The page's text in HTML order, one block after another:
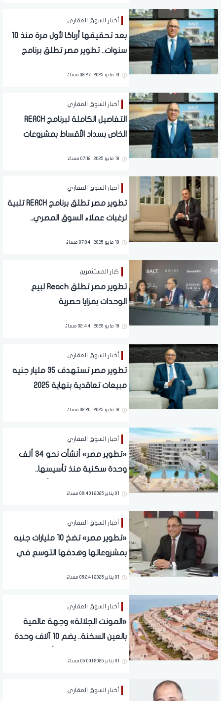
أخبار السوق العقاري
بعد تحقيقها أرباحًا لأول مرة منذ 10
سنوات.. تطوير مصر تطلق برنامج
19 مايو 2025 | 08:27 مساءً
أخبار السوق العقاري
التفاصيل الكاملة لبرنامج REACH
الخاص بسداد الأقساط بمشروعات
18 مايو 2025 | 07:12 مساءً
أخبار السوق العقاري
تطوير مصر تطلق برنامج REACH تلبية
لرغبات عملاء السوق المصري..
18 مايو 2025 | 07:04 مساءً
كبار المستثمرين
تطوير مصر تطلق Reach لبيع
الوحدات بمزايا حصرية
18 مايو 2025 | 02:44 مساءً
أخبار السوق العقاري
تطوير مصر تستهدف 35 مليار جنيه
مبيعات تعاقدية بنهاية 2025
18 مايو 2025 | 02:20 مساءً
أخبار السوق العقاري
«تطوير مصر» أنشأت نحو 34 ألف
وحدة سكنية منذ تأسيسها..
إداري متكامل في مصر
01 يناير 2025 | 06:40 مساءً
أخبار السوق العقاري
«تطوير مصر» تضخ 10 مليارات جنيه
بمشروعاتها وهدفها التوسع في
01 يناير 2025 | 05:24 مساءً
أخبار السوق العقاري
«المونت الجلالة» وجهة عالمية
بالعين السخنة.. يضم 10 آلاف وحدة
500 مترًا
01 يناير 2025 | 05:09 مساءً
أخبار السوق العقاري